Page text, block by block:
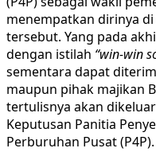
menempatkan dirinya
tersebut. Yang pada
dengan istilah “win-win
sementara dapat
maupun pihak majikan
tertulisnya akan
Keputusan Panitia
Perburuhan Pusat (P4P).